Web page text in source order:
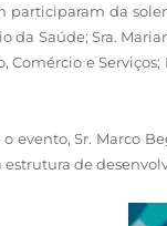
participaram da
da Saúde; Sra.
Comércio e
evento, Sr. Marco
de